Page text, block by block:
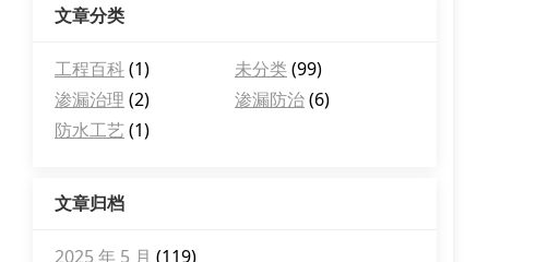
文章分类
工程百科(1) 未分类(99)
渗漏治理 (2) 渗漏防治(6)
防水工艺(1)
文章归档
2025 年 5 月 (119)